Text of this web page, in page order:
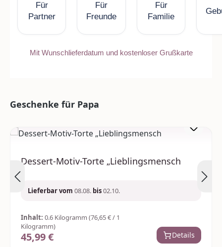
Für
Partner
Für
Freunde
Für
Familie
Mit Wunschlieferdatum und kostenloser Grußkarte
Produktgalerie überspringen
Geschenke für Papa
Dessert-Motiv-Torte „Lieblingsmensch
Lieferbar vom 08.08. bis02.10.
Inhalt: 0.6 Kilogramm (76,65 € / 1
Kilogramm)
Regulärer Preis:
45,99 € Details